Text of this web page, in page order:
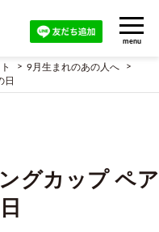
menu
9月生まれのあの人へ
日
グカップ ペア